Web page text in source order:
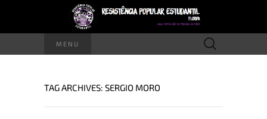
MENU
Pesquisar
por:
TAG ARCHIVES: SERGIO MORO